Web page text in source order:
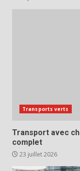
Transports verts
Transport avec
complet
23 juillet 2026